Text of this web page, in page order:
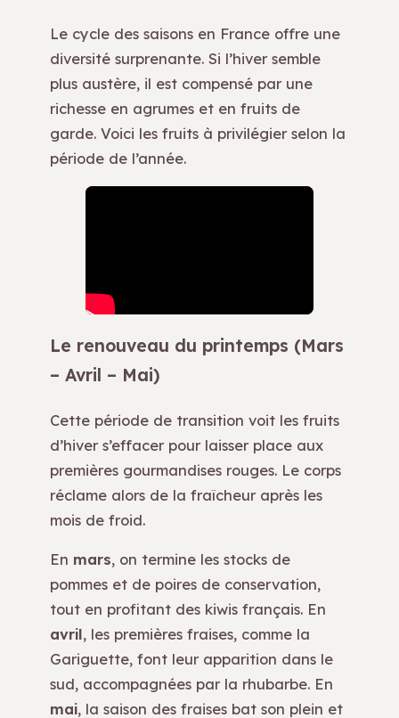
Le cycle des saisons en France offre une
diversité surprenante. Si l’hiver semble
plus austère, il est compensé par une
richesse en agrumes et en fruits de
garde. Voici les fruits à privilégier selon la
période de l’année.
Le renouveau du printemps (Mars
– Avril – Mai)
Cette période de transition voit les fruits
d’hiver s’effacer pour laisser place aux
premières gourmandises rouges. Le corps
réclame alors de la fraîcheur après les
mois de froid.
En mars, on termine les stocks de
pommes et de poires de conservation,
tout en profitant des kiwis français. En
avril, les premières fraises, comme la
Gariguette, font leur apparition dans le
sud, accompagnées par la rhubarbe. En
mai, la saison des fraises bat son plein et